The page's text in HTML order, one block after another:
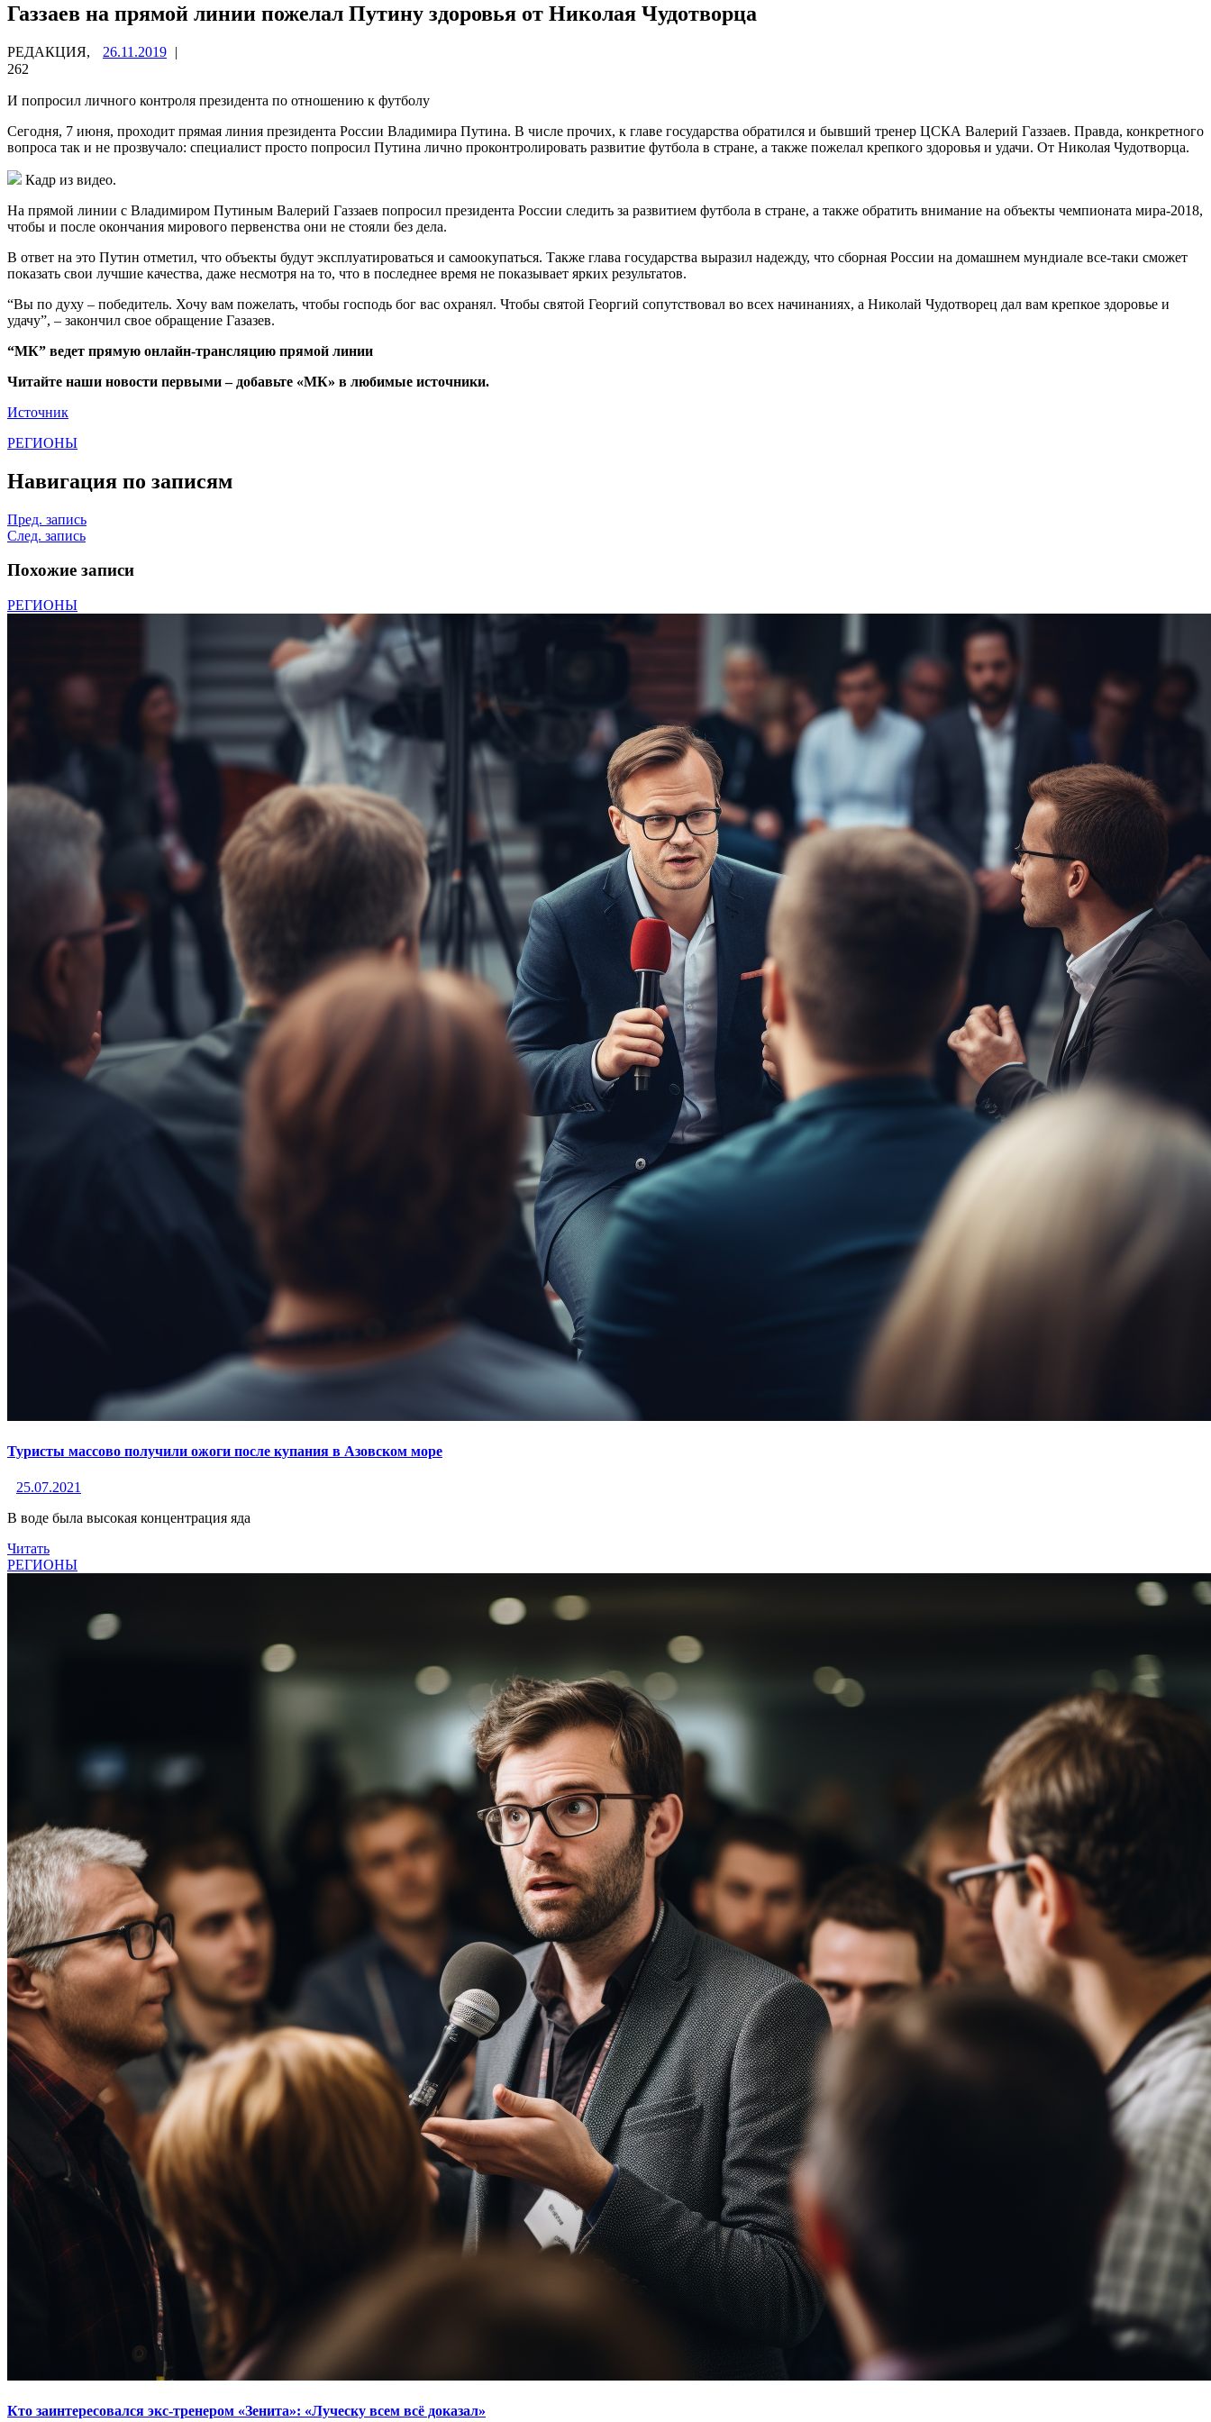
Газзаев на прямой линии пожелал Путину здоровья от Николая Чудотворца
РЕДАКЦИЯ, 26.11.2019 |
262
И попросил личного контроля президента по отношению к футболу
Сегодня, 7 июня, проходит прямая линия президента России Владимира Путина. В числе прочих, к главе государства обратился и бывший тренер ЦСКА Валерий Газзаев. Правда, конкретного
вопроса так и не прозвучало: специалист просто попросил Путина лично проконтролировать развитие футбола в стране, а также пожелал крепкого здоровья и удачи. От Николая Чудотворца.
Кадр из видео.
На прямой линии с Владимиром Путиным Валерий Газзаев попросил президента России следить за развитием футбола в стране, а также обратить внимание на объекты чемпионата мира-2018,
чтобы и после окончания мирового первенства они не стояли без дела.
В ответ на это Путин отметил, что объекты будут эксплуатироваться и самоокупаться. Также глава государства выразил надежду, что сборная России на домашнем мундиале все-таки сможет
показать свои лучшие качества, даже несмотря на то, что в последнее время не показывает ярких результатов.
“Вы по духу – победитель. Хочу вам пожелать, чтобы господь бог вас охранял. Чтобы святой Георгий сопутствовал во всех начинаниях, а Николай Чудотворец дал вам крепкое здоровье и
удачу”, – закончил свое обращение Газазев.
“МК” ведет прямую онлайн-трансляцию прямой линии
Читайте наши новости первыми – добавьте «МК» в любимые источники.
Источник
РЕГИОНЫ
Навигация по записям
Пред. запись
След. запись
Похожие записи
РЕГИОНЫ
Туристы массово получили ожоги после купания в Азовском море
25.07.2021
В воде была высокая концентрация яда
Читать
РЕГИОНЫ
Кто заинтересовался экс-тренером «Зенита»: «Луческу всем всё доказал»